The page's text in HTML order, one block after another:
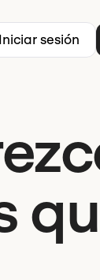
Iniciar sesión